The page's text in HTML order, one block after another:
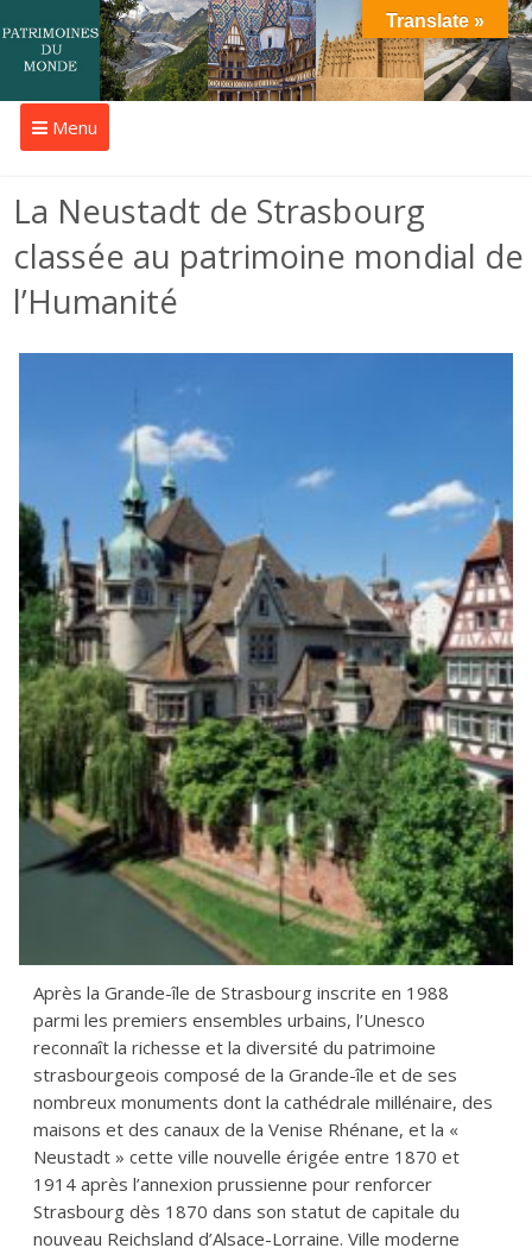
Menu
La Neustadt de Strasbourg
classée au patrimoine mondial de
l’Humanité
Après la Grande-île de Strasbourg inscrite en 1988
parmi les premiers ensembles urbains, l’Unesco
reconnaît la richesse et la diversité du patrimoine
strasbourgeois composé de la Grande-île et de ses
nombreux monuments dont la cathédrale millénaire, des
maisons et des canaux de la Venise Rhénane, et la «
Neustadt » cette ville nouvelle érigée entre 1870 et
1914 après l’annexion prussienne pour renforcer
Strasbourg dès 1870 dans son statut de capitale du
nouveau Reichsland d’Alsace-Lorraine. Ville moderne
Translate »